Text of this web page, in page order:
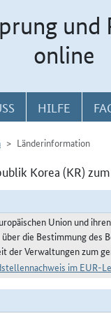
und
online
HILFE
Länderinformation
Korea (KR)
Union und
die Bestimmung des
der Verwaltungen zum
im EUR-